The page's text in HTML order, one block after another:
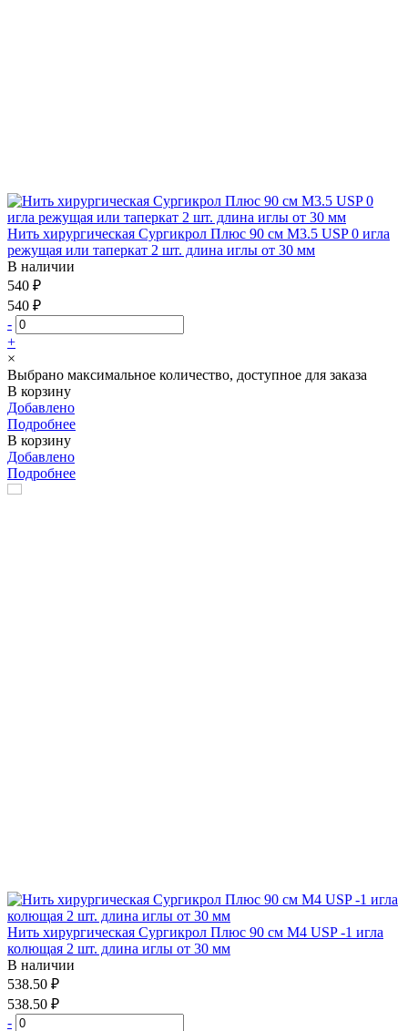
Нить хирургическая Сургикрол Плюс 90 см М3.5 USP 0 игла
режущая или таперкат 2 шт. длина иглы от 30 мм
В наличии
540 ₽
540 ₽
-
+
×
Выбрано максимальное количество, доступное для заказа
В корзину
Добавлено
Подробнее
В корзину
Добавлено
Подробнее
Нить хирургическая Сургикрол Плюс 90 см М4 USP -1 игла
колющая 2 шт. длина иглы от 30 мм
В наличии
538.50 ₽
538.50 ₽
-